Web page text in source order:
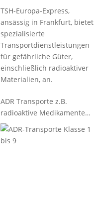
TSH-Europa-Express,
ansässig in Frankfurt, bietet
spezialisierte
Transportdienstleistungen
für gefährliche Güter,
einschließlich radioaktiver
Materialien, an.
ADR Transporte z.B.
radioaktive Medikamente
Klasse 1 bis 9